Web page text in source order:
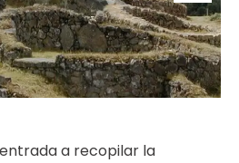
a recopilar la